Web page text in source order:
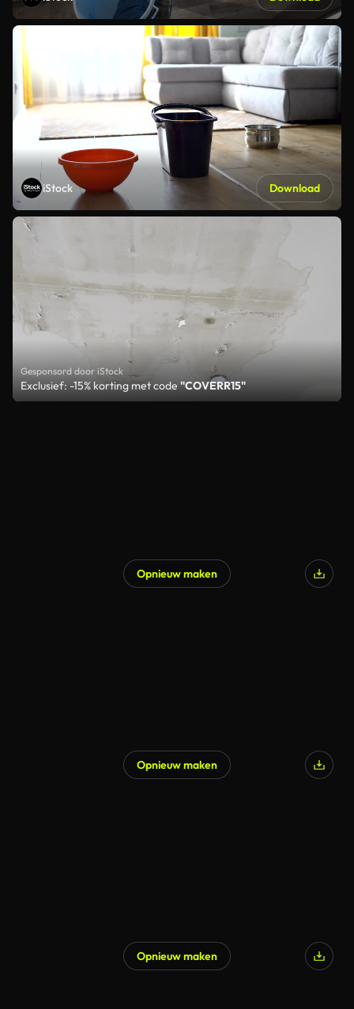
iStock Download
Gesponsord door iStock
Exclusief: -15% korting met code "COVERR15"
Opnieuw maken
Opnieuw maken
Opnieuw maken